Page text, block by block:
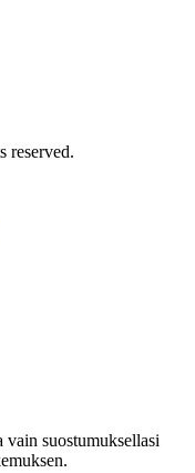
reserved.
suostumuksellasi